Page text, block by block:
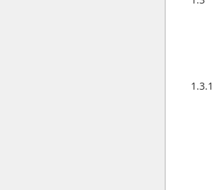
1.3.1